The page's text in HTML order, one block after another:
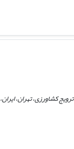
کشاورزی، تهران، ایران،